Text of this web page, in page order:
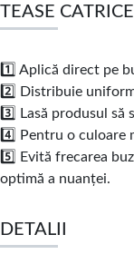
TEASE
1️⃣ Aplică direct pe
2️⃣ Distribuie
3️⃣ Lasă produsul să
4️⃣ Pentru o culoare
5️⃣ Evită frecarea
optimă a nuanței.
DETALII